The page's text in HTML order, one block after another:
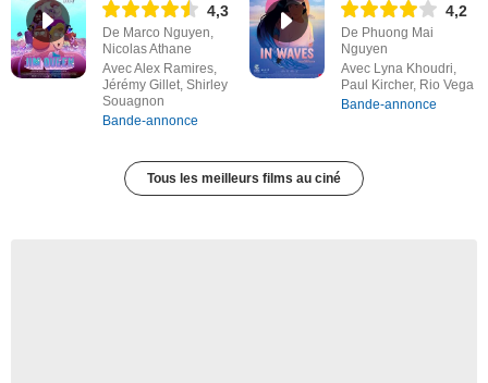
4,3
De Marco Nguyen,
Nicolas Athane
Avec Alex Ramires,
Jérémy Gillet, Shirley
Souagnon
Bande-annonce
4,2
De Phuong Mai
Nguyen
Avec Lyna Khoudri,
Paul Kircher, Rio Vega
Bande-annonce
Tous les meilleurs films au ciné